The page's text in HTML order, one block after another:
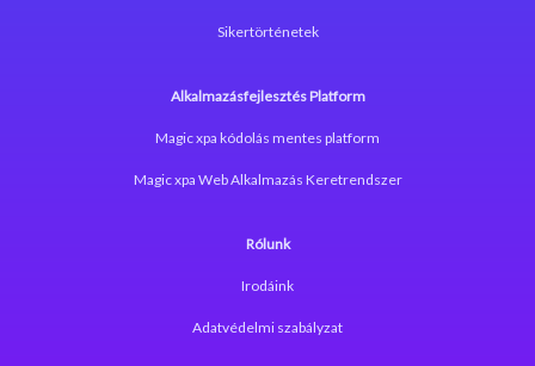
Sikertörténetek
Alkalmazásfejlesztés Platform
Magic xpa kódolás mentes platform
Magic xpa Web Alkalmazás Keretrendszer
Rólunk
Irodáink
Adatvédelmi szabályzat